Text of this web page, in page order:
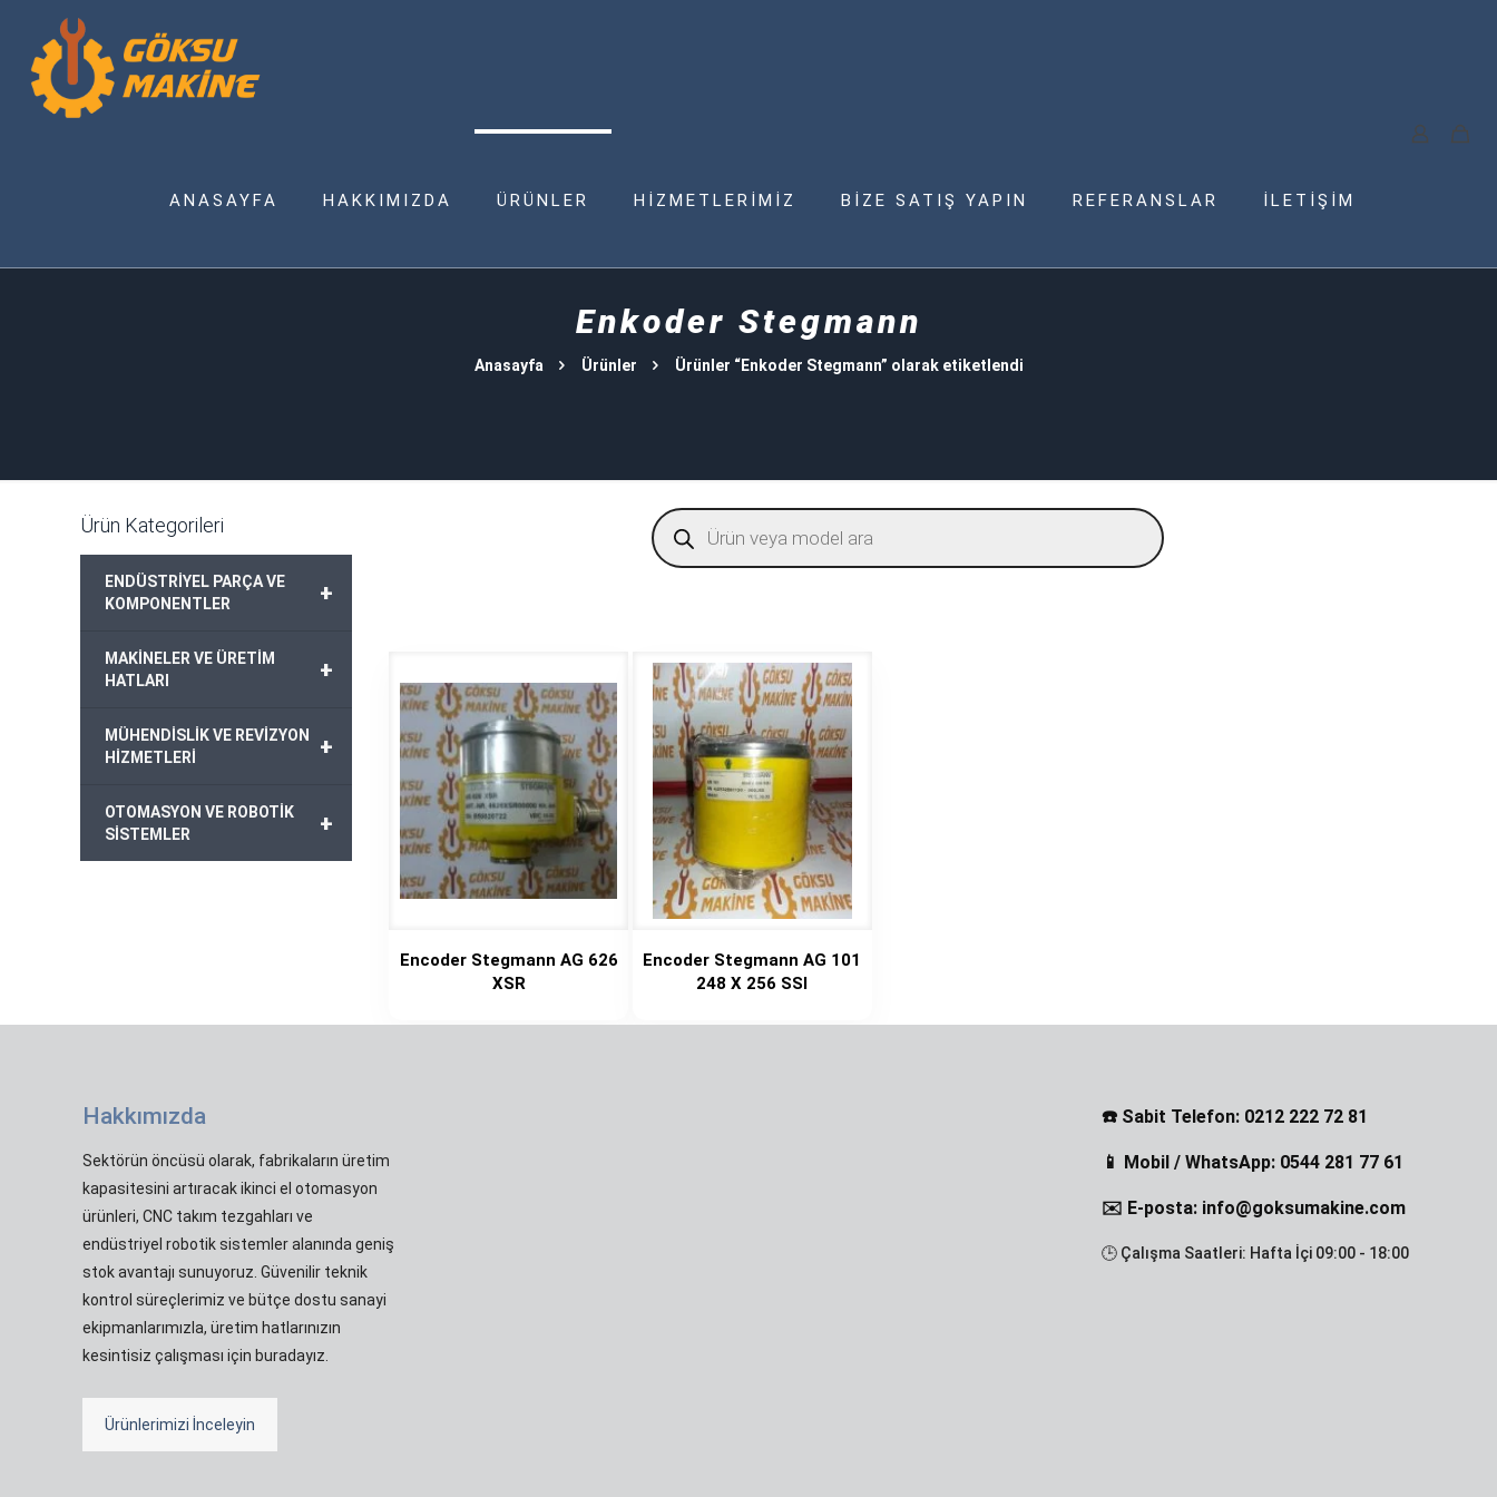
ANASAYFA HAKKIMIZDA ÜRÜNLER HİZMETLERİMİZ BİZE SATIŞ YAPIN REFERANSLAR İLETİŞİM
Enkoder Stegmann
Anasayfa Ürünler Ürünler “Enkoder Stegmann” olarak etiketlendi
Products
search
Encoder Stegmann AG 626
XSR
Encoder Stegmann AG 101
248 X 256 SSI
Ürün Kategorileri
+
ENDÜSTRİYEL PARÇA VE
KOMPONENTLER
+
MAKİNELER VE ÜRETİM
HATLARI
+
MÜHENDİSLİK VE REVİZYON
HİZMETLERİ
+
OTOMASYON VE ROBOTİK
SİSTEMLER
Hakkımızda
Sektörün öncüsü olarak, fabrikaların üretim
kapasitesini artıracak ikinci el otomasyon
ürünleri, CNC takım tezgahları ve
endüstriyel robotik sistemler alanında geniş
stok avantajı sunuyoruz. Güvenilir teknik
kontrol süreçlerimiz ve bütçe dostu sanayi
ekipmanlarımızla, üretim hatlarınızın
kesintisiz çalışması için buradayız.
Ürünlerimizi İnceleyin
☎️ Sabit Telefon: 0212 222 72 81
📱 Mobil / WhatsApp: 0544 281 77 61
✉️ E-posta: info@goksumakine.com
🕒 Çalışma Saatleri: Hafta İçi 09:00 - 18:00